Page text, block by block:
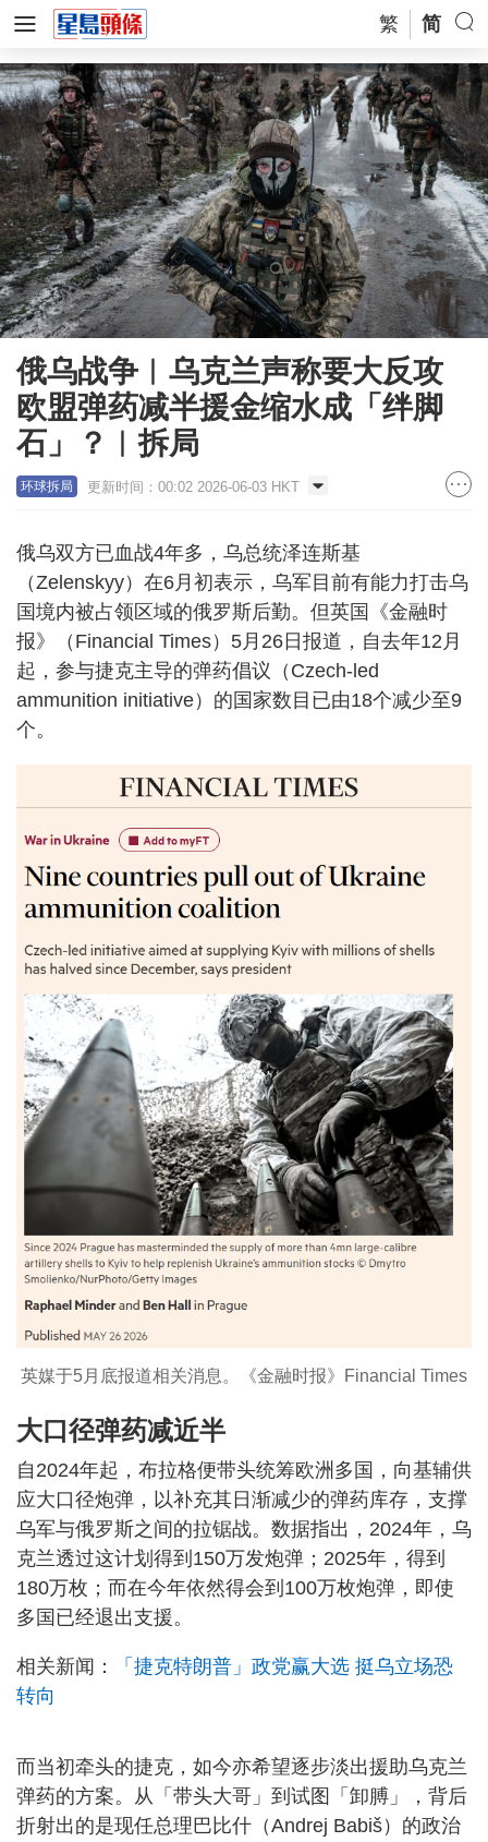
繁 简
俄乌战争︱乌克兰声称要大反攻
欧盟弹药减半援金缩水成「绊脚
石」？︱拆局
环球拆局 更新时间：00:02 2026-06-03 HKT
俄乌双方已血战4年多，乌总统泽连斯基
（Zelenskyy）在6月初表示，乌军目前有能力打击乌
国境内被占领区域的俄罗斯后勤。但英国《金融时
报》（Financial Times）5月26日报道，自去年12月
起，参与捷克主导的弹药倡议（Czech-led
ammunition initiative）的国家数目已由18个减少至9
个。
英媒于5月底报道相关消息。《金融时报》Financial Times
大口径弹药减近半
自2024年起，布拉格便带头统筹欧洲多国，向基辅供
应大口径炮弹，以补充其日渐减少的弹药库存，支撑
乌军与俄罗斯之间的拉锯战。数据指出，2024年，乌
克兰透过这计划得到150万发炮弹；2025年，得到
180万枚；而在今年依然得会到100万枚炮弹，即使
多国已经退出支援。
相关新闻：
「捷克特朗普」政党赢大选 挺乌立场恐
转向
而当初牵头的捷克，如今亦希望逐步淡出援助乌克兰
弹药的方案。从「带头大哥」到试图「卸膊」，背后
折射出的是现任总理巴比什（Andrej Babiš）的政治